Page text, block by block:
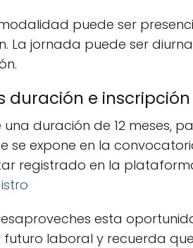
puede ser
La jornada puede ser
duración e inscripción
duración de 12 meses,
expone en la
registrado en la
esta
laboral y recuerda que